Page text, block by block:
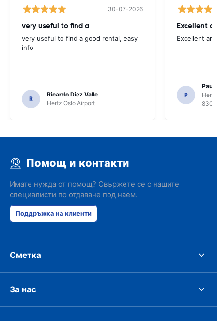
30-07-2026
very useful to find a
very useful to find a good rental, easy
info
R
Ricardo Diez Valle
Hertz Oslo Airport
Excellent
Excellent
P
Paul
8300
Помощ и контакти
Имате нужда от помощ? Свържете се с нашите
специалисти по отдаване под наем.
Поддръжка на клиенти
Сметка
За нас